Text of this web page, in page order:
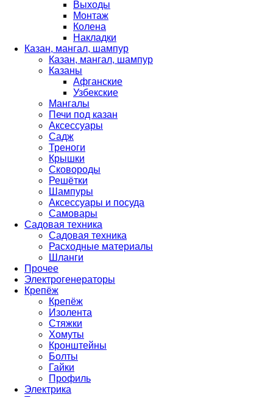
Выходы
Монтаж
Колена
Накладки
Казан, мангал, шампур
Казан, мангал, шампур
Казаны
Афганские
Узбекские
Мангалы
Печи под казан
Аксессуары
Садж
Треноги
Крышки
Сковороды
Решётки
Шампуры
Аксессуары и посуда
Самовары
Садовая техника
Садовая техника
Расходные материалы
Шланги
Прочее
Электрогенераторы
Крепёж
Крепёж
Изолента
Стяжки
Хомуты
Кронштейны
Болты
Гайки
Профиль
Электрика